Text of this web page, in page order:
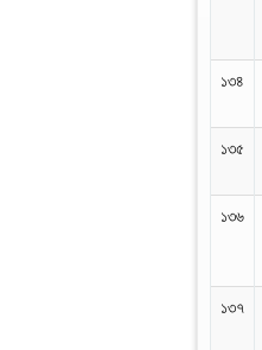
১৩৪
১৩৫
১৩৬
১৩৭